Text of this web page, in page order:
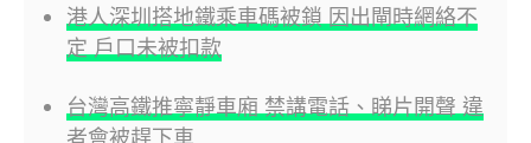
港人深圳搭地鐵乘車碼被鎖 因出閘時網絡不
定 戶口未被扣款
台灣高鐵推寧靜車廂 禁講電話、睇片開聲 違
者會被趕下車